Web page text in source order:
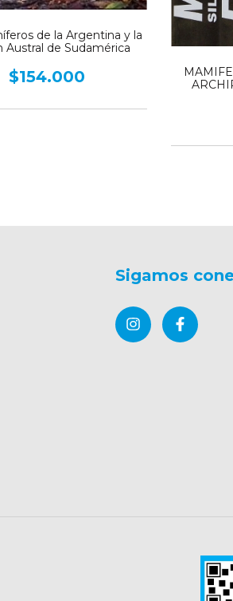
de la Argentina y la
Austral de Sudamérica
$154.000
Sigamos